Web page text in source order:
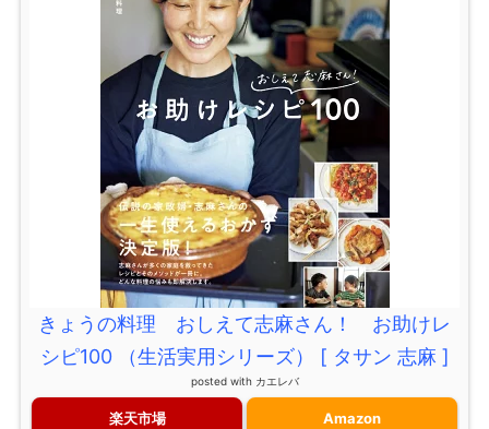
きょうの料理 おしえて志麻さん！ お助けレ
シピ100 （生活実用シリーズ） [ タサン 志麻 ]
posted with カエレバ
楽天市場 Amazon